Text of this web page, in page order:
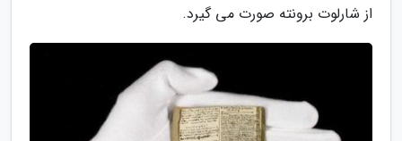
از شارلوت برونته صورت می گیرد.